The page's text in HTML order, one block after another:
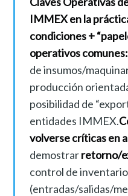
IMMEX en la
condiciones +
operativos comunes:
de insumos/
producción
posibilidad de
entidades IMMEX.
volverse críticas en
demostrarretorno/
control de
(entradas/salidas/